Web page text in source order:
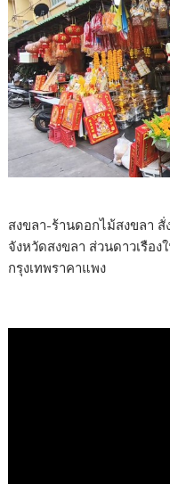
สงขลา-ร้านดอกไม้สงขลา
จังหวัดสงขลา ส่วนดาวเรือ
กรุงเทพราคาแพง